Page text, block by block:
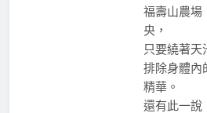
福壽山農場
央，
只要繞著天
排除身體內
精華。
還有此一說